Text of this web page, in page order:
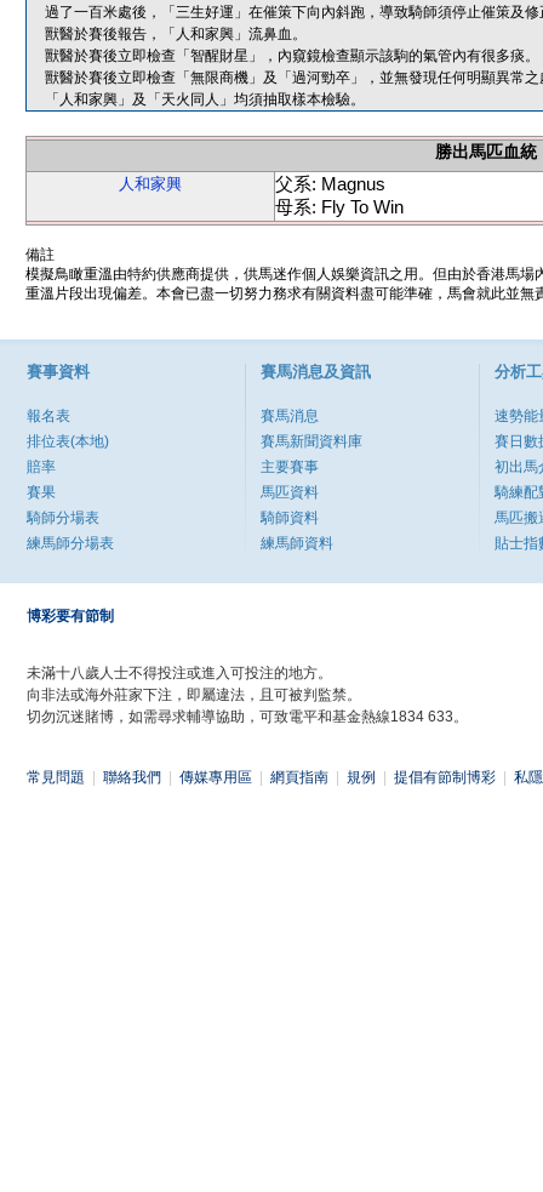
過了一百米處後，「三生好運」在催策下向內斜跑，導致騎師須停止催策及修
獸醫於賽後報告，「人和家興」流鼻血。
獸醫於賽後立即檢查「智醒財星」，內窺鏡檢查顯示該駒的氣管內有很多痰。
獸醫於賽後立即檢查「無限商機」及「過河勁卒」，並無發現任何明顯異常之
「人和家興」及「天火同人」均須抽取樣本檢驗。
勝出馬匹血統
人和家興
父系: Magnus
母系: Fly To Win
備註
模擬鳥瞰重溫由特約供應商提供，供馬迷作個人娛樂資訊之用。但由於香港馬
重溫片段出現偏差。本會已盡一切努力務求有關資料盡可能準確，馬會就此並
賽事資料
報名表
排位表(本地)
賠率
賽果
騎師分場表
練馬師分場表
賽馬消息及資訊
賽馬消息
賽馬新聞資料庫
主要賽事
馬匹資料
騎師資料
練馬師資料
分析
速勢能
賽日數
初出馬
騎練配
馬匹搬
貼士指
博彩要有節制
未滿十八歲人士不得投注或進入可投注的地方。
向非法或海外莊家下注，即屬違法，且可被判監禁。
切勿沉迷賭博，如需尋求輔導協助，可致電平和基金熱線1834 633。
常見問題 聯絡我們 傳媒專用區 網頁指南 規例 提倡有節制博彩 私